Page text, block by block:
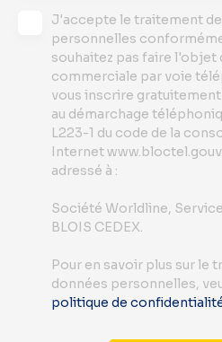
J'accepte le traitement
personnelles
souhaitez pas faire
commerciale par voie
vous inscrire
au démarchage
L223-1 du code de la
Internet
adressé à :
Société Worldline, Service
BLOIS CEDEX.
Pour en savoir plus sur le
données personnelles,
politique de